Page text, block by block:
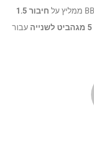
חיבור 1.5
5 מגהביט לשנייה
עבור